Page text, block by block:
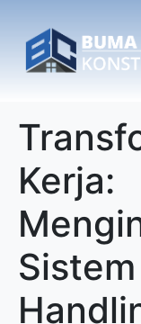
Kerja: